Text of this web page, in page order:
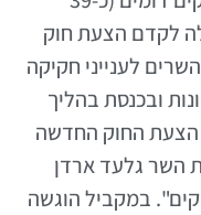
לקדם הצעת חוק
לענייני חקיקה
ובכנסת בהליך
הצעת החוק החדשה
השר גלעד ארדן
במקביל הוגשה